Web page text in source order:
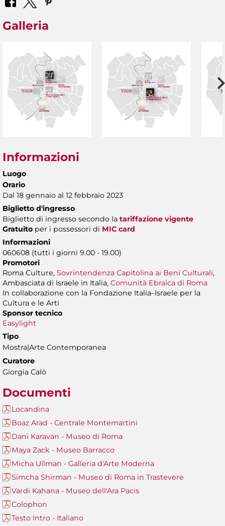
Galleria
Informazioni
Luogo
Orario
Dal 18 gennaio al 12 febbraio 2023
Biglietto d'ingresso
Biglietto di ingresso secondo la tariffazione vigente
Gratuito per i possessori di MIC card
Informazioni
060608 (tutti i giorni 9.00 - 19.00)
Promotori
Roma Culture, Sovrintendenza Capitolina ai Beni Culturali,
Ambasciata di Israele in Italia, Comunità Ebraica di Roma
In collaborazione con la Fondazione Italia–Israele per la
Cultura e le Arti
Sponsor tecnico
Easylight
Tipo
Mostra|Arte Contemporanea
Curatore
Giorgia Calò
Documenti
Locandina
Boaz Arad - Centrale Montemartini
Dani Karavan - Museo di Roma
Maya Zack - Museo Barracco
Micha Ullman - Galleria d'Arte Moderna
Simcha Shirman - Museo di Roma in Trastevere
Vardi Kahana - Museo dell'Ara Pacis
Colophon
Testo Intro - Italiano